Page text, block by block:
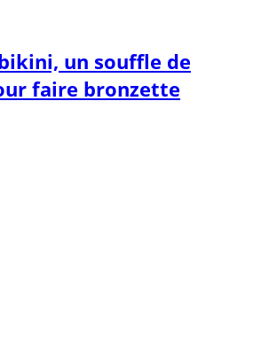
un souffle de
faire bronzette